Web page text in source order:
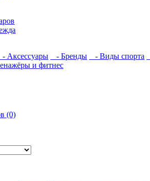
- Аксессуары - Бренды - Виды спорта
и фитнес
(0)